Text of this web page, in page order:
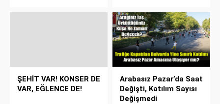
ŞEHİT VAR! KONSER DE
VAR, EĞLENCE DE!
Arabasız Pazar’da Saat
Değişti, Katılım Sayısı
Değişmedi